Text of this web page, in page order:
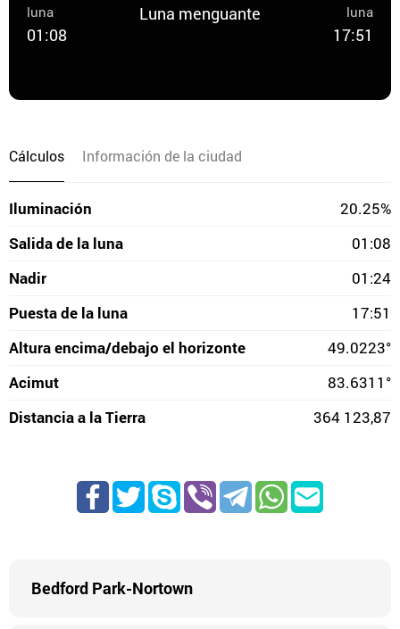
luna
01:08
Luna menguante
luna
17:51
Cálculos Información de la ciudad
Iluminación
20.25%
Salida de la luna
01:08
Nadir
01:24
Puesta de la luna
17:51
Altura encima/debajo el horizonte
49.0223°
Acimut
83.6311°
Distancia a la Tierra
364 123,87
Bedford Park-Nortown